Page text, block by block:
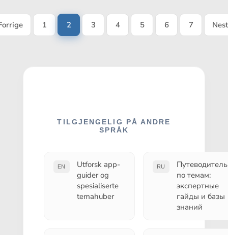
1 2 3 4 5 6 7
TILGJENGELIG PÅ ANDRE
SPRÅK
EN
Utforsk app-
guider og
spesialiserte
temahuber
RU
Путеводитель
по темам:
экспертные
гайды и базы
знаний